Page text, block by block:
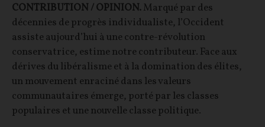
CONTRIBUTION / OPINION.Marqué par des
décennies de progrès individualiste, l’Occident
assiste aujourd’hui à une contre-révolution
conservatrice, estime notre contributeur. Face aux
dérives du libéralisme et à la domination des élites,
un mouvement enraciné dans les valeurs
communautaires émerge, porté par les classes
populaires et une nouvelle classe politique.